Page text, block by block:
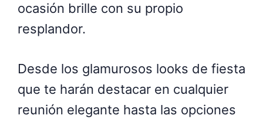
ocasión brille con su propio
resplandor.
Desde los glamurosos looks de fiesta
que te harán destacar en cualquier
reunión elegante hasta las opciones